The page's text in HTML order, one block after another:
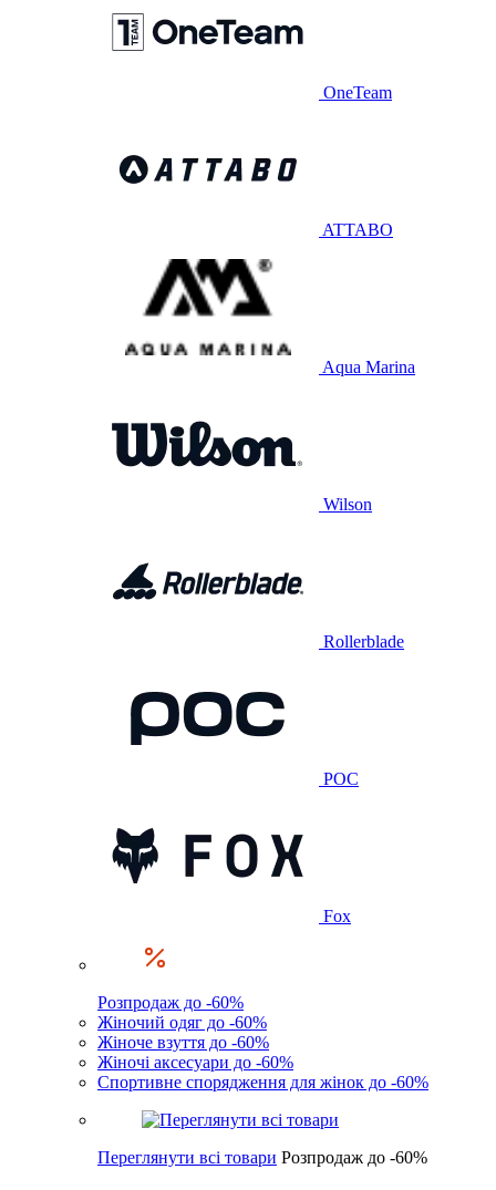
OneTeam
ATTABO
Aqua Marina
Wilson
Rollerblade
POC
Fox
Розпродаж до -60%
Жіночий одяг до -60%
Жіноче взуття до -60%
Жіночі аксесуари до -60%
Спортивне спорядження для жінок до -60%
Переглянути всі товари Розпродаж до -60%